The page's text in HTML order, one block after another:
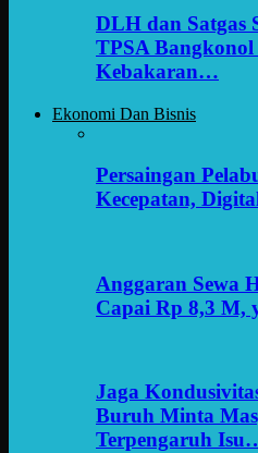
DLH dan Satgas
TPSA Bangkonol
Kebakaran…
Ekonomi Dan Bisnis
Persaingan
Kecepatan,
Anggaran Sewa
Capai Rp 8,3 M,
Jaga
Buruh Minta
Terpengaruh